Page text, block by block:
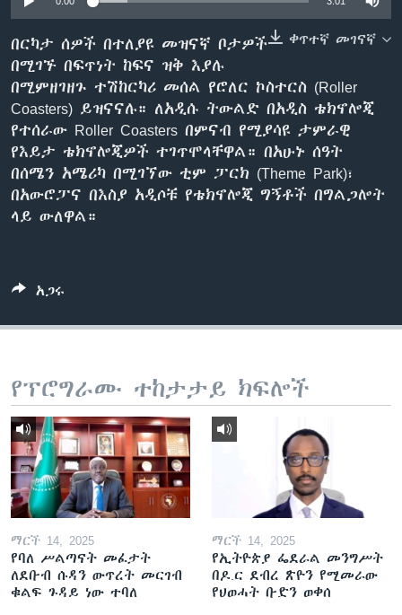
ቋንቋዎች
ቀጥተኛ መገናኛ
በርካታ ሰዎች በተለያዩ መዝናኛ ቦታዎች
በሚገኙ በፍጥነት ከፍና ዝቅ እያሉ
በሚምዘገዘጉ ተሽከርካሪ መሰል የሮለር ኮስተርስ (Roller
Coasters) ይዝናናሉ። ለአዲሱ ትውልድ በአዲስ ቴክኖሎጂ
የተሰራው Roller Coasters በምናብ የሚያሳዩ ታምራዊ
የእይታ ቴክኖሎጂዎች ተገጥሞላቸዋል። በአሁኑ ሰዓት
በሰሜን አሜሪካ በሚገኘው ቲም ፓርክ (Theme Park)፣
በአውሮፓና በእስያ አዲሶቹ የቴክኖሎጂ ግኝቶች በግልጋሎት
ላይ ውለዋል።
አጋሩ
የፕሮግራሙ ተከታታይ ክፍሎች
ማርች 14, 2025
የባለ ሥልጣናት መፈታት
ለደቡብ ሱዳን ውጥረት መርገብ
ቁልፍ ጉዳይ ነው ተባለ
ማርች 14, 2025
የኢትዮጵያ ፌደራል መንግሥት
በዶ.ር ደብረ ጽዮን የሚመራው
የህወሓት ቡድን ወቀሰ